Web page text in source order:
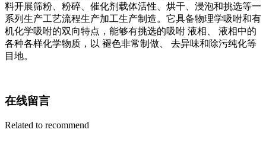
料开展筛粉、粉碎、催化剂载体活性、烘干、浸泡和挑选等一
系列生产工艺流程生产加工生产制造。它具备物理学吸咐和有
机化学吸咐的双向特点，能够有挑选的吸咐 液相、 液相中的
各种各样化学物质，以 褪色非常制做、 去异味和除污纯化等
目地。
在线留言
Related to recommend